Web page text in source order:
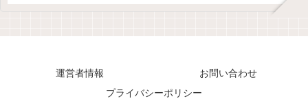
運営者情報
お問い合わせ
プライバシーポリシー